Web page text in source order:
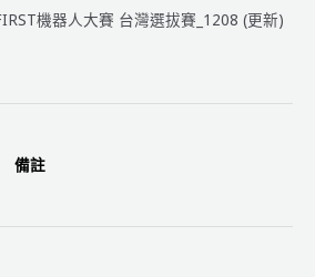
機器人大賽 台灣選拔賽_1208 (更新)
備註